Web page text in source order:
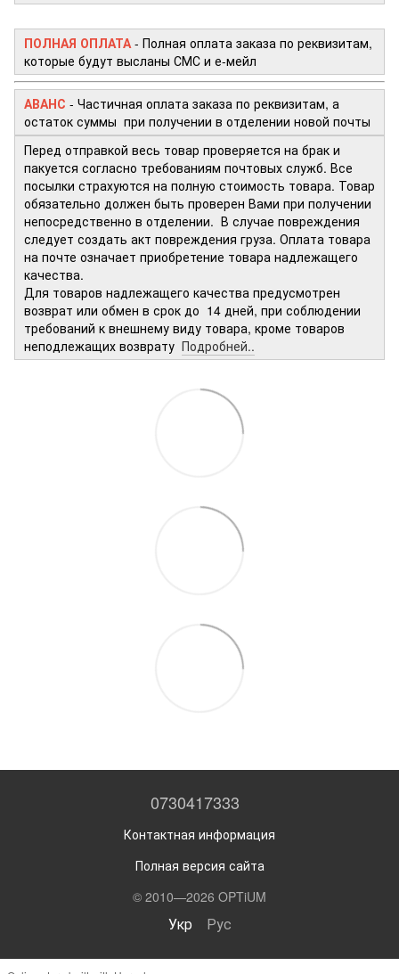
ПОЛНАЯ ОПЛАТА - Полная оплата заказа по реквизитам,
которые будут высланы СМС и е-мейл
АВАНС - Частичная оплата заказа по реквизитам, а
остаток суммы при получении в отделении новой почты
Перед отправкой весь товар проверяется на брак и
пакуется согласно требованиям почтовых служб. Все
посылки страхуются на полную стоимость товара. Товар
обязательно должен быть проверен Вами при получении
непосредственно в отделении. В случае повреждения
следует создать акт повреждения груза. Оплата товара
на почте означает приобретение товара надлежащего
качества.
Для товаров надлежащего качества предусмотрен
возврат или обмен в срок до 14 дней, при соблюдении
требований к внешнему виду товара, кроме товаров
неподлежащих возврату Подробней..
0730417333
Контактная информация
Полная версия сайта
© 2010—2026 OPTiUM
Укр Рус